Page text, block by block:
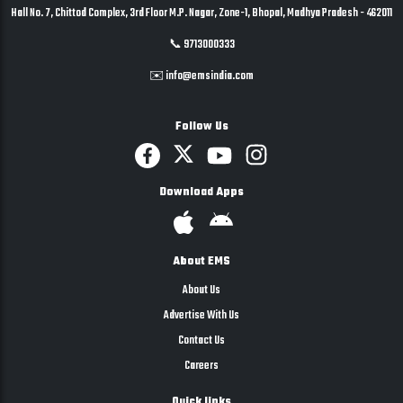
Hall No. 7, Chittod Complex, 3rd Floor M.P. Nagar, Zone-1, Bhopal, Madhya Pradesh - 462011
📞 9713000333
✉️ info@emsindia.com
Follow Us
Download Apps
About EMS
About Us
Advertise With Us
Contact Us
Careers